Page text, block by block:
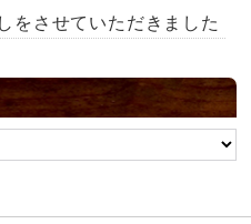
をさせていただきました